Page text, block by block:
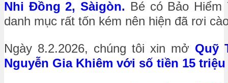
Nhi Đồng 2, Sàigòn. Bé có Bảo
danh mục rất tốn kém nên hiện đã rơi
Ngày 8.2.2026, chúng tôi xin mở Quỹ
Nguyễn Gia Khiêm với số tiền 15